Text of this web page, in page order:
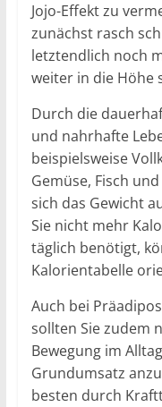
Jojo-Effekt zu
zunächst rasch
letztendlich noch
weiter in die Höhe
Durch die
und nahrhafte
beispielsweise
Gemüse, Fisch
sich das Gewicht
Sie nicht mehr
täglich benötigt,
Kalorientabelle
Auch bei
sollten Sie zudem
Bewegung im
Grundumsatz
besten durch